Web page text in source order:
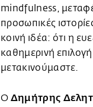
mindfulness,
προσωπικές
κοινή ιδέα: ότι η
καθημερινή
μετακινούμαστε.
Ο Δημήτρης